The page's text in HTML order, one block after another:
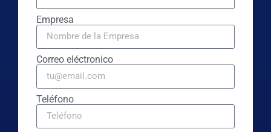
Empresa
Correo eléctronico
Teléfono